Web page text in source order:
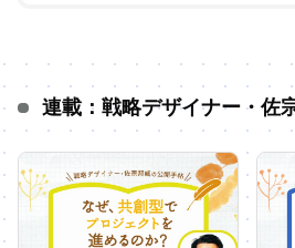
連載：戦略デザイナー・佐